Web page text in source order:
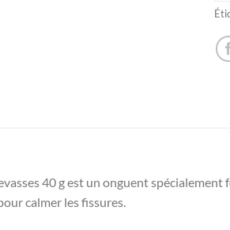
40 g est un onguent
calmer les fissures.